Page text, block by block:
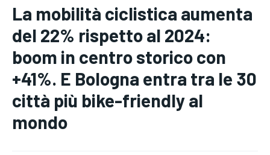
A-
A-
La mobilità ciclistica aumenta
del 22% rispetto al 2024:
boom in centro storico con
+41%. E Bologna entra tra le 30
città più bike-friendly al
mondo